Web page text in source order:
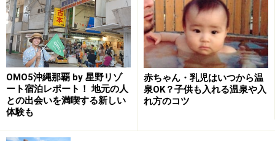
スでは、天気の良い日は十勝岳連峰が見渡せます。
赤ちゃんがいても安心して滞在できるサービスがいっぱい
夏はラベンダー畑や広大な自然、冬はウィンタースポー
ツを楽しめ、家族旅行にぴったりの宿。
OMO5沖縄那覇 by 星野リゾ
ート宿泊レポート！ 地元の人
との出会いを満喫する新しい
体験も
赤ちゃん・乳児はいつから温
泉OK？子供も入れる温泉や入
れ方のコツ